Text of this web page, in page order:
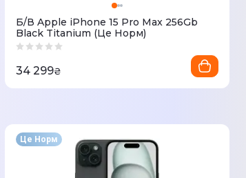
Б/В Apple iPhone 15 Pro Max 256Gb
Black Titanium (Це Норм)
34 299₴
Це Норм